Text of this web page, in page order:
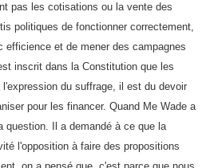
pas les cotisations ou la vente des
politiques de fonctionner correctement,
efficience et de mener des campagnes
inscrit dans la Constitution que les
du suffrage, il est du devoir
pour les financer. Quand Me Wade a
question. Il a demandé à ce que la
l'opposition à faire des propositions